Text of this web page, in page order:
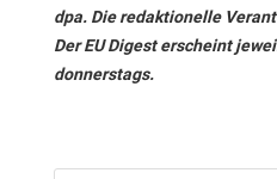
dpa. Die redaktionelle
Der EU Digest erscheint
donnerstags.